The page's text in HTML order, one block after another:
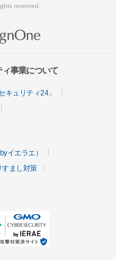
reserved.
事業について
キュリティ24」
イエラエ）
すまし対策